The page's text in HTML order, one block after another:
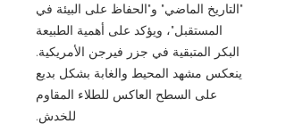
"التاريخ الماضي" و"الحفاظ على البيئة في
المستقبل"، ويؤكد على أهمية الطبيعة
البكر المتبقية في جزر فيرجن الأمريكية.
ينعكس مشهد المحيط والغابة بشكل بديع
على السطح العاكس للطلاء المقاوم
للخدش.